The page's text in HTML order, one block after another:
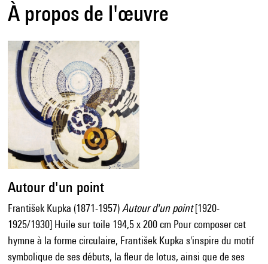
À propos de l'œuvre
Autour d'un point
František Kupka (1871-1957) Autour d'un point[1920-
1925/1930] Huile sur toile 194,5 x 200 cm Pour composer cet
hymne à la forme circulaire, František Kupka s'inspire du motif
symbolique de ses débuts, la fleur de lotus, ainsi que de ses